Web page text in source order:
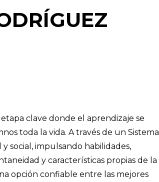
etapa clave donde el aprendizaje se
toda la vida. A través de un Sistema
social, impulsando habilidades,
y características propias de la
opción confiable entre las mejores